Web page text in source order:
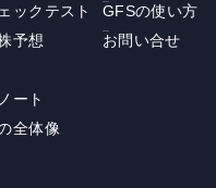
ックテスト
予想
ート
全体像
GFSの使い方
お問い合せ